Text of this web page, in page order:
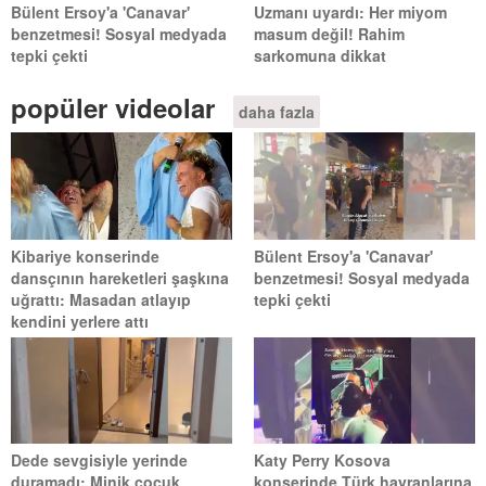
Bülent Ersoy'a 'Canavar'
benzetmesi! Sosyal medyada
tepki çekti
Uzmanı uyardı: Her miyom
masum değil! Rahim
sarkomuna dikkat
popüler videolar daha fazla
Kibariye konserinde
dansçının hareketleri şaşkına
uğrattı: Masadan atlayıp
kendini yerlere attı
Bülent Ersoy'a 'Canavar'
benzetmesi! Sosyal medyada
tepki çekti
Dede sevgisiyle yerinde
Katy Perry Kosova